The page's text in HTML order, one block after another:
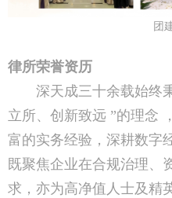
团
律所荣誉资历
深天成三十余载始终
立所、创新致远 ”的理念
富的实务经验，深耕数字
既聚焦企业在合规治理、
求，亦为高净值人士及精